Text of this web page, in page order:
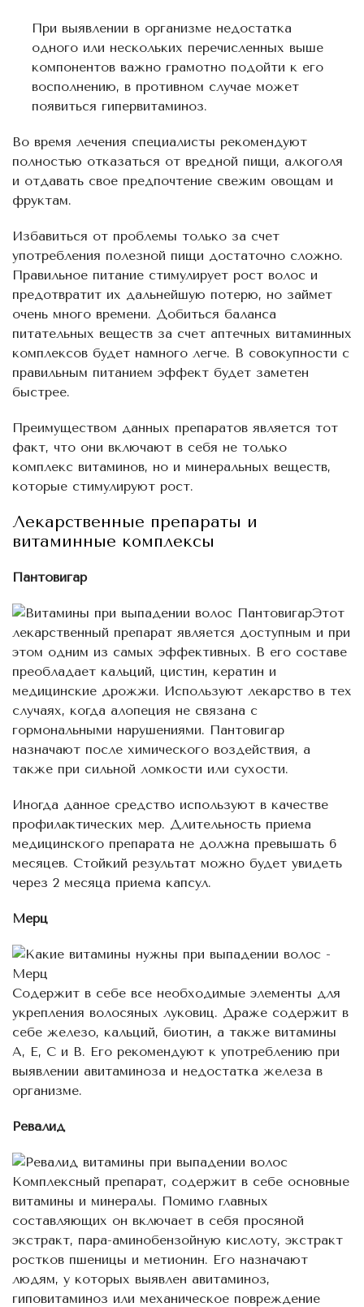
При выявлении в организме недостатка
одного или нескольких перечисленных выше
компонентов важно грамотно подойти к его
восполнению, в противном случае может
появиться гипервитаминоз.
Во время лечения специалисты рекомендуют
полностью отказаться от вредной пищи, алкоголя
и отдавать свое предпочтение свежим овощам и
фруктам.
Избавиться от проблемы только за счет
употребления полезной пищи достаточно сложно.
Правильное питание стимулирует рост волос и
предотвратит их дальнейшую потерю, но займет
очень много времени. Добиться баланса
питательных веществ за счет аптечных витаминных
комплексов будет намного легче. В совокупности с
правильным питанием эффект будет заметен
быстрее.
Преимуществом данных препаратов является тот
факт, что они включают в себя не только
комплекс витаминов, но и минеральных веществ,
которые стимулируют рост.
Лекарственные препараты и
витаминные комплексы
Пантовигар
Этот
лекарственный препарат является доступным и при
этом одним из самых эффективных. В его составе
преобладает кальций, цистин, кератин и
медицинские дрожжи. Используют лекарство в тех
случаях, когда алопеция не связана с
гормональными нарушениями. Пантовигар
назначают после химического воздействия, а
также при сильной ломкости или сухости.
Иногда данное средство используют в качестве
профилактических мер. Длительность приема
медицинского препарата не должна превышать 6
месяцев. Стойкий результат можно будет увидеть
через 2 месяца приема капсул.
Мерц
Содержит в себе все необходимые элементы для
укрепления волосяных луковиц. Драже содержит в
себе железо, кальций, биотин, а также витамины
А, Е, С и В. Его рекомендуют к употреблению при
выявлении авитаминоза и недостатка железа в
организме.
Ревалид
Комплексный препарат, содержит в себе основные
витамины и минералы. Помимо главных
составляющих он включает в себя просяной
экстракт, пара-аминобензойную кислоту, экстракт
ростков пшеницы и метионин. Его назначают
людям, у которых выявлен авитаминоз,
гиповитаминоз или механическое повреждение